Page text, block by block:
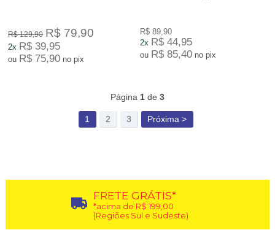
R$ 129,90 R$ 79,90
2x R$ 39,95
ou R$ 75,90 no pix
R$ 89,90
2x R$ 44,95
ou R$ 85,40 no pix
Página 1de 3
1 2 3 Próxima >
FRETE GRÁTIS*
*acima de R$ 199,00
(Regiões Sul e Sudeste)